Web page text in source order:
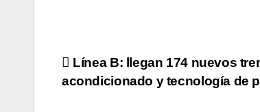
Navegación
Línea B: llegan 174 nuevos
acondicionado y tecnología de